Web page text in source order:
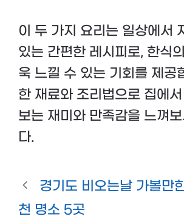
이 두 가지 요리는 일상에서
있는 간편한 레시피로, 한식
욱 느낄 수 있는 기회를 제공
한 재료와 조리법으로 집에
보는 재미와 만족감을 느껴보
다.
경기도 비오는날 가볼만
천 명소 5곳